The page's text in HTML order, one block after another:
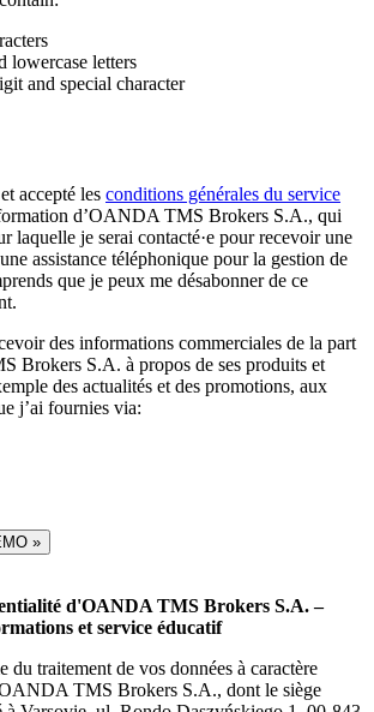
lowercase letters
and special character
accepté les conditions générales du service
d’OANDA TMS Brokers S.A., qui
laquelle je serai contacté·e pour recevoir une
assistance téléphonique pour la gestion de
que je peux me désabonner de ce
des informations commerciales de la part
Brokers S.A. à propos de ses produits et
des actualités et des promotions, aux
j’ai fournies via:
»
d'OANDA TMS Brokers S.A. –
et service éducatif
du traitement de vos données à caractère
TMS Brokers S.A., dont le siège